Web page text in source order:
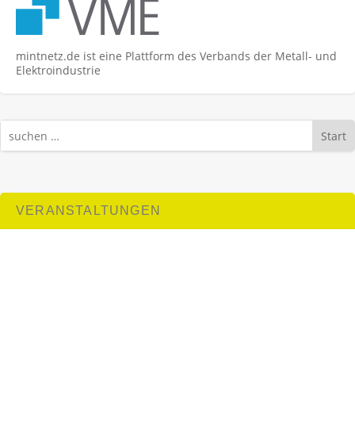
mintnetz.de ist eine Plattform des Verbands der Metall- und
Elektroindustrie
Start
VERANSTALTUNGEN